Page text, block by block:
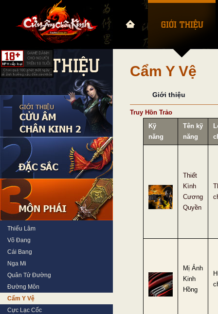
Thiếu Lâm
Võ Đang
Cái Bang
Nga Mi
Quân Tử Đường
Đường Môn
Cẩm Y Vệ
Cực Lạc Cốc
Cẩm Y Vệ
Giới thiệu
Truy Hồn Trảo
Kỹ
năng
Tên kỹ
năng
Thiết
Kình
Cương
Quyền
Mị Ảnh
Kinh
Hồng